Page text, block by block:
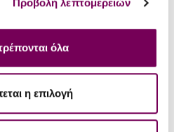
Προβολή λεπτομερειών
όλα
η επιλογή
dishes.
8 - 10 °C